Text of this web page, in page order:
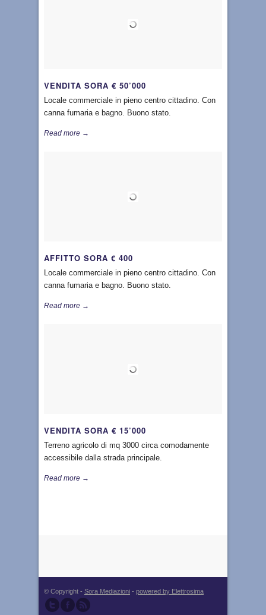
VENDITA SORA € 50’000
Locale commerciale in pieno centro cittadino. Con
canna fumaria e bagno. Buono stato.
Read more →
AFFITTO SORA € 400
Locale commerciale in pieno centro cittadino. Con
canna fumaria e bagno. Buono stato.
Read more →
VENDITA SORA € 15’000
Terreno agricolo di mq 3000 circa comodamente
accessibile dalla strada principale.
Read more →
© Copyright - Sora Mediazioni - powered by Elettrosima